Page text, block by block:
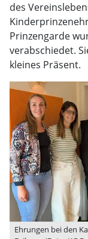
des
Prinzengarde
verabschiedet.
kleines Präsent.
Ehrungen bei den